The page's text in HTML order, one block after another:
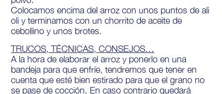
Colocamos encima del arroz con unos puntos de ali
oli y terminamos con un chorrito de aceite de
cebollino y unos brotes.
TRUCOS, TÉCNICAS, CONSEJOS…
A la hora de elaborar el arroz y ponerlo en una
bandeja para que enfríe, tendremos que tener en
cuenta que esté bien estirado para que el grano no
se pase de cocción. En caso contrario quedará